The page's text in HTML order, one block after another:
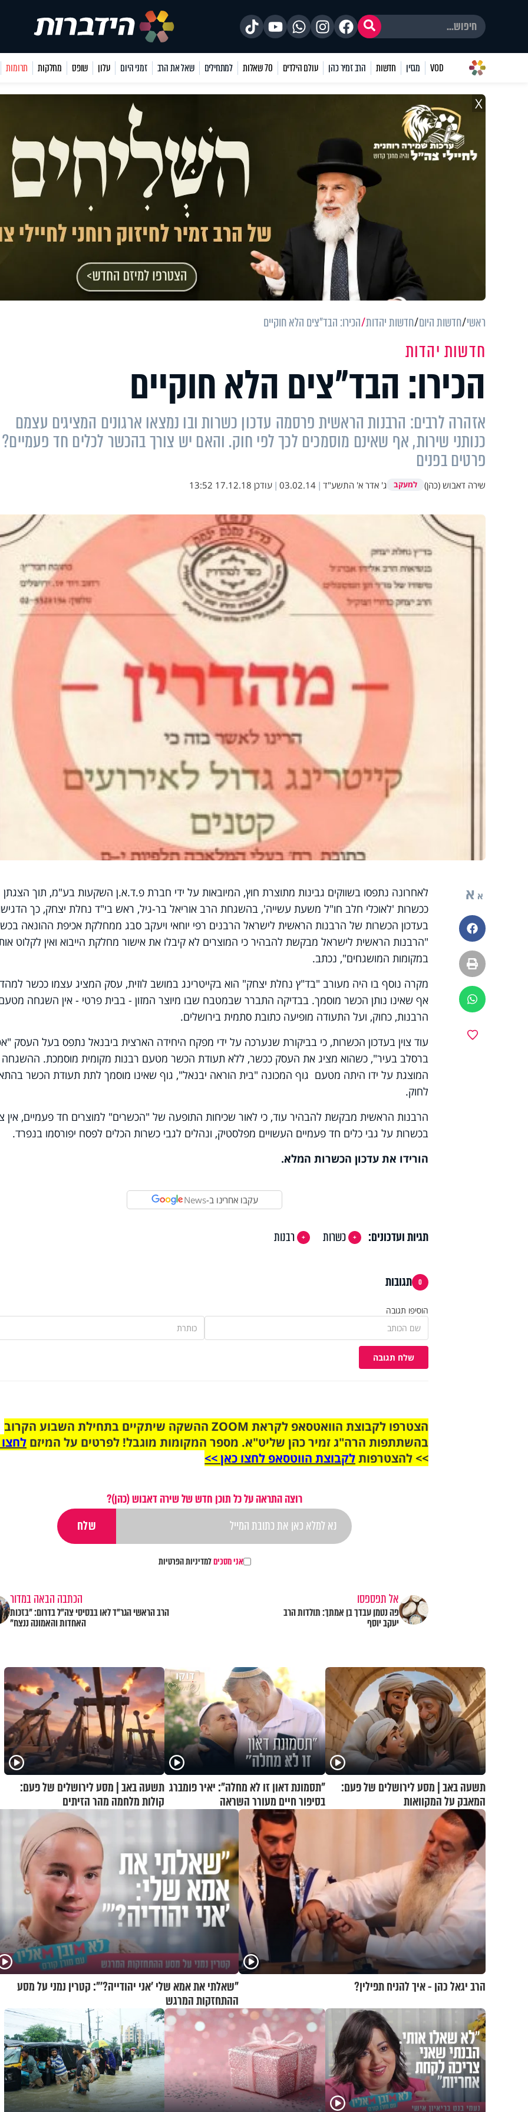
VOD מגזין חדשות הרב זמיר כהן עולם הילדים 70 שאלות למתחילים שאל את הרב זמני היום עלון שופס מחלקות תרומות
X
ראשי חדשות היום חדשות יהדות הכירו: הבד"צים הלא חוקיים
חדשות יהדות
הכירו: הבד"צים הלא חוקיים
אזהרה לרבים: הרבנות הראשית פרסמה עדכון כשרות ובו נמצאו ארגונים המציגים עצמם
כנותני שירות, אף שאינם מוסמכים לכך לפי חוק. והאם יש צורך בהכשר לכלים חד פעמיים?
פרטים בפנים
שירה דאבוש (כהן) למעקב ג' אדר א' התשע"ד |
03.02.14
| עודכן 17.12.18 13:52
א א
פייסבוק
הדפסה
ווטסאפ
לאחרונה נתפסו בשווקים גבינות מתוצרת חוץ, המיובאות על ידי חברת פ.ד.א.ן השקעות בע"מ, תוך הצגתן
ככשרות 'לאוכלי חלב חו"ל משעת עשייה', בהשגחת הרב אוריאל בר-גיל, ראש בי"ד נחלת יצחק, כך
בעדכון הכשרות של הרבנות הראשית לישראל הרבנים רפי יוחאי ויעקב סבג ממחלקת אכיפת ההונאה
"הרבנות הראשית לישראל מבקשת להבהיר כי המוצרים לא קיבלו את אישור מחלקת הייבוא ואין לקלוט
במקומות המושגחים", נכתב.
מקרה נוסף בו היה מעורב "בד"ץ נחלת יצחק" הוא בקייטרינג במושב לוזית, עסק המציג עצמו ככשר
אף שאינו נותן הכשר מוסמך. בבדיקה התברר שבמטבח שבו מיוצר המזון - בבית פרטי - אין השגחה
הרבנות, כחוק, ועל התעודה מופיעה כתובת סתמית בירושלים.
עוד צוין בעדכון הכשרות, כי בביקורת שנערכה על ידי מפקח היחידה הארצית ביבנאל נתפס בעל העסק
ברסלב בעיר", כשהוא מציג את העסק ככשר, ללא תעודת הכשר מטעם רבנות מקומית מוסמכת. ההשגחה
המוצגת על ידו היתה מטעם גוף המכונה "בית הוראה יבנאל", גוף שאינו מוסמך לתת תעודת הכשר
לחוק.
הרבנות הראשית מבקשת להבהיר עוד, כי לאור שכיחות התופעה של "הכשרים" למוצרים חד פעמיים, אין
בכשרות על גבי כלים חד פעמיים העשויים מפלסטיק, ונהלים לגבי כשרות הכלים לפסח יפורסמו בנפרד.
הורידו את עדכון הכשרות המלא.
עקבו אחרינו ב-News
תגיות ועדכונים: כשרות רבנות
0 תגובות
הוסיפו תגובה
שלח תגובה
הצטרפו לקבוצת הוואטסאפ לקראת ZOOM ההשקה שיתקיים בתחילת השבוע הקרוב
בהשתתפות הרה"ג זמיר כהן שליט"א. מספר המקומות מוגבל! לפרטים על המיזם
>> להצטרפותלקבוצת הווטסאפ לחצו כאן >>
רוצה התראה על כל תוכן חדש של שירה דאבוש (כהן)?
אני מסכיםלמדיניות הפרטיות
אל תפספסו
פה נטמן עבדך בן אמתך: תולדות הרב
יעקב יוסף
הכתבה הבאה במדור
הרב הראשי הגר"ד לאו בבסיסי צה"ל בדרום: "בזכות
האחדות והאמונה ננצח"
תשעה באב | מסע לירושלים של פעם:
המאבק על המקוואות
"תסמונת דאון זו לא מחלה": יאיר פומברג
בסיפור חיים מעורר השראה
תשעה באב | מסע לירושלים של פעם:
קולות מלחמה מהר הזיתים
הרב יגאל כהן - איך להניח תפילין?
"שאלתי את אמא שלי 'אני יהודייה?'": קטרין נמני על מסע
ההתחזקות המרגש